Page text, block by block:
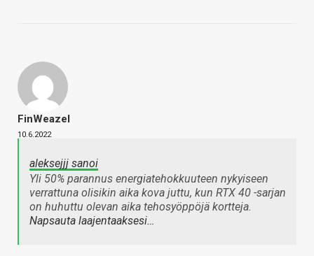
FinWeazel
10.6.2022
aleksejjj sanoi
Yli 50% parannus energiatehokkuuteen nykyiseen
verrattuna olisikin aika kova juttu, kun RTX 40 -sarjan
on huhuttu olevan aika tehosyöppöjä kortteja.
Napsauta laajentaaksesi…